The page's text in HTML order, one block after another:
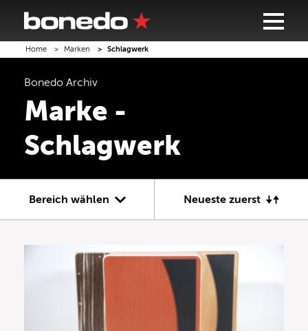
Home Marken Schlagwerk
Bonedo Archiv
Marke -
Schlagwerk
Bereich wählen
Gitarre
Neueste zuerst